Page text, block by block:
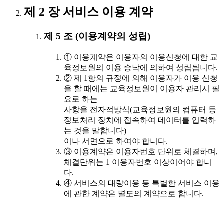
제 2 장 서비스 이용 계약
제 5 조 (이용계약의 성립)
① 이용계약은 이용자의 이용신청에 대한 교
육정보원의 이용 승낙에 의하여 성립됩니다.
② 제 1항의 규정에 의해 이용자가 이용 신청
을 할 때에는 교육정보원이 이용자 관리시 필
요로 하는
사항을 전자적방식(교육정보원의 컴퓨터 등
정보처리 장치에 접속하여 데이터를 입력하
는 것을 말합니다)
이나 서면으로 하여야 합니다.
③ 이용계약은 이용자번호 단위로 체결하며,
체결단위는 1 이용자번호 이상이어야 합니
다.
④ 서비스의 대량이용 등 특별한 서비스 이용
에 관한 계약은 별도의 계약으로 합니다.